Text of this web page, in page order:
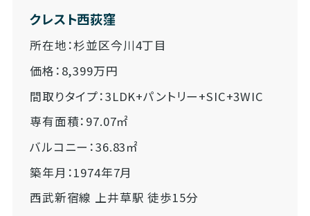
クレスト西荻窪
所在地：杉並区今川4丁目
価格：8,399万円
間取りタイプ：3LDK+パントリー+SIC+3WIC
専有面積：97.07㎡
バルコニー：36.83㎡
築年月：1974年7月
西武新宿線 上井草駅 徒歩15分